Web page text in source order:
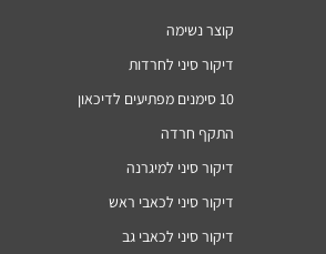
קוצר נשימה
דיקור סיני לחרדות
10 סימנים מפתיעים לדיכאון
התקף חרדה
דיקור סיני למיגרנה
דיקור סיני לכאבי ראש
דיקור סיני לכאבי גב